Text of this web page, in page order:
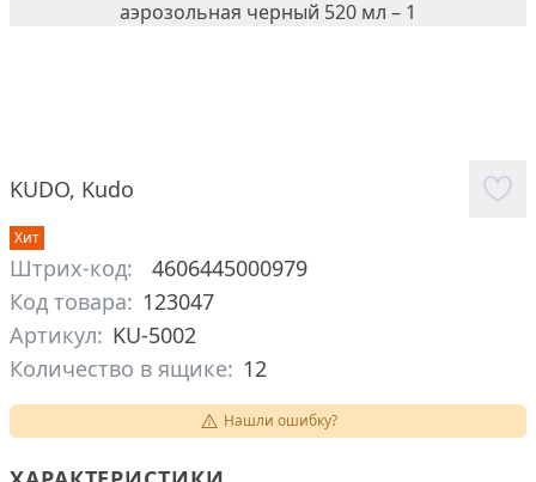
KUDO, Kudo
Хит
Штрих-код:
4606445000979
Код товара: 123047
Артикул: KU-5002
Количество в ящике: 12
Нашли ошибку?